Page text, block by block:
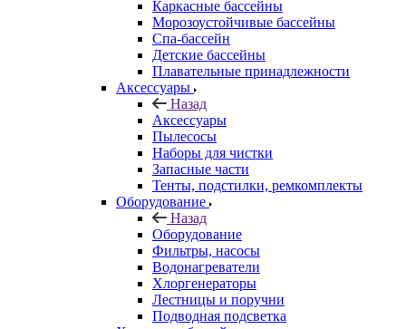
Каркасные бассейны
Морозоустойчивые бассейны
Спа-бассейн
Детские бассейны
Плавательные принадлежности
Аксессуары
Назад
Аксессуары
Пылесосы
Наборы для чистки
Запасные части
Тенты, подстилки, ремкомплекты
Оборудование
Назад
Оборудование
Фильтры, насосы
Водонагреватели
Хлоргенераторы
Лестницы и поручни
Подводная подсветка